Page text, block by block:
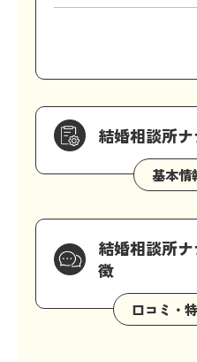
結婚相談所
結婚相談所
徴